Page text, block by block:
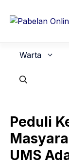
Warta
Peduli
UMS